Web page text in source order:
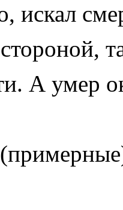
искал
А умер